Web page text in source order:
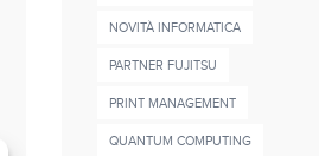
NOVITÀ INFORMATICA
PARTNER FUJITSU
PRINT MANAGEMENT
QUANTUM COMPUTING